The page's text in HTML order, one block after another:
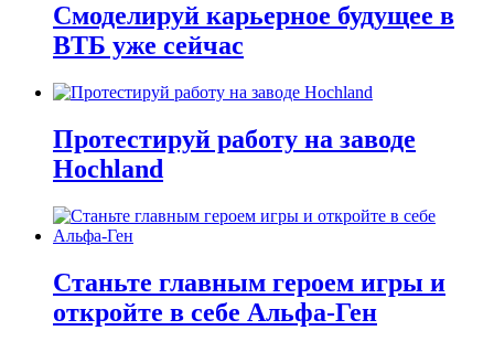
Смоделируй карьерное будущее в
ВТБ уже сейчас
Протестируй работу на заводе
Hochland
Станьте главным героем игры и
откройте в себе Альфа-Ген